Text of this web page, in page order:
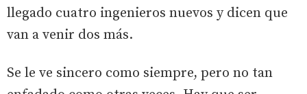
llegado cuatro ingenieros nuevos y dicen que
van a venir dos más.
Se le ve sincero como siempre, pero no tan